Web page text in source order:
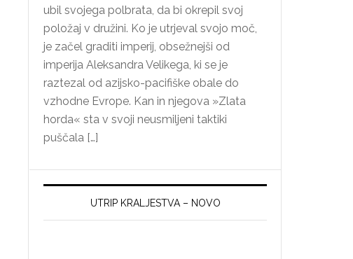
ubil svojega polbrata, da bi okrepil svoj
položaj v družini. Ko je utrjeval svojo moč,
je začel graditi imperij, obsežnejši od
imperija Aleksandra Velikega, ki se je
raztezal od azijsko-pacifiške obale do
vzhodne Evrope. Kan in njegova »Zlata
horda« sta v svoji neusmiljeni taktiki
puščala […]
UTRIP KRALJESTVA – NOVO